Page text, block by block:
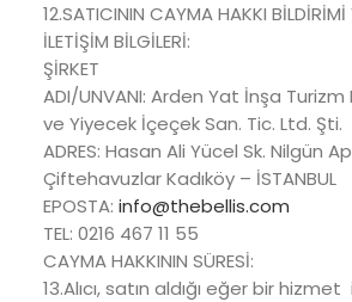
12.SATICININ CAYMA HAKKI
İLETİŞİM BİLGİLERİ:
ŞİRKET
ADI/UNVANI: Arden Yat İnşa
ve Yiyecek İçeçek San. Tic. Ltd. Şti.
ADRES: Hasan Ali Yücel Sk. Nilgün
Çiftehavuzlar Kadıköy – İSTANBUL
EPOSTA: info@thebellis.com
TEL: 0216 467 11 55
CAYMA HAKKININ SÜRESİ:
13.Alıcı, satın aldığı eğer bir